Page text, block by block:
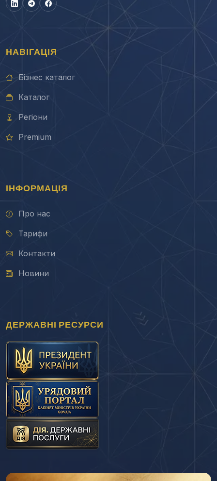
НАВІГАЦІЯ
Бізнес каталог
Каталог
Регіони
Premium
ІНФОРМАЦІЯ
Про нас
Тарифи
Контакти
Новини
ДЕРЖАВНІ РЕСУРСИ